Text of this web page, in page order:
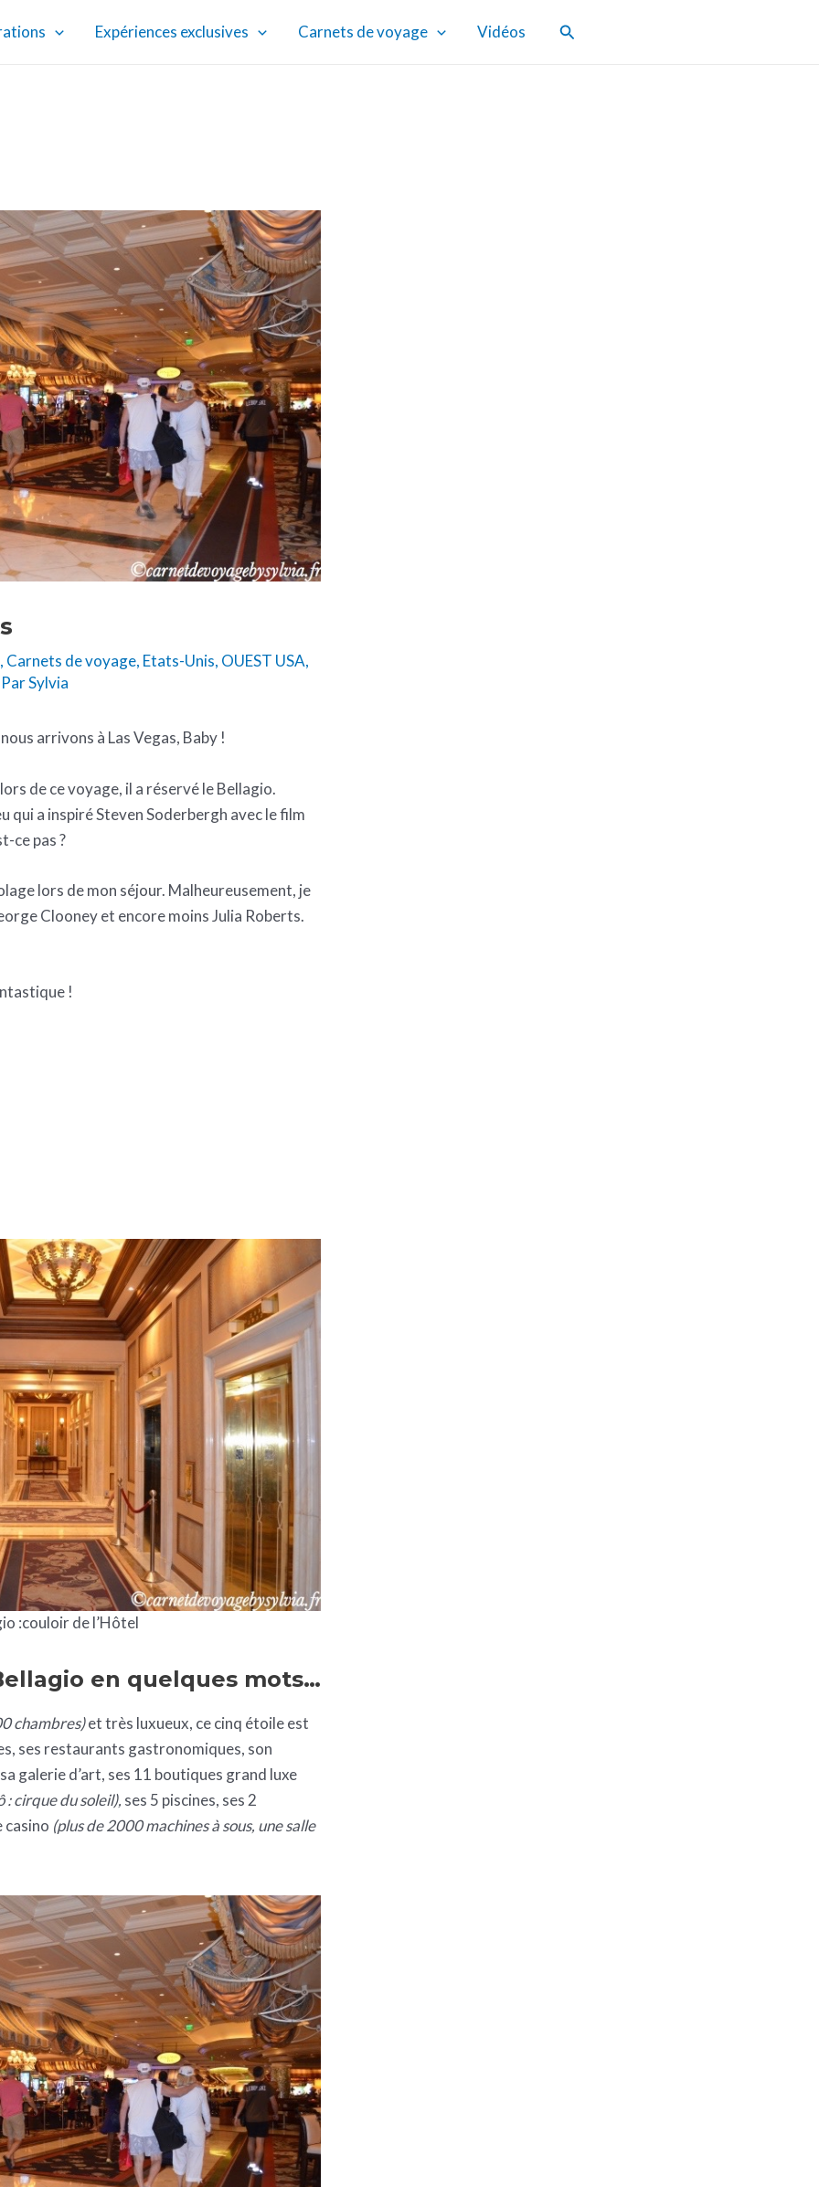
Expériences exclusives Carnets de voyage Vidéos Rechercher
, Carnets de voyage, Etats-Unis, OUEST USA,
Sylvia
arrivons à Las Vegas, Baby !
de ce voyage, il a réservé le Bellagio.
qui a inspiré Steven Soderbergh avec le film
ce pas ?
lors de mon séjour. Malheureusement, je
Clooney et encore moins Julia Roberts.
!
:couloir de l’Hôtel
en quelques mots…
chambres)et très luxueux, ce cinq étoile est
ses restaurants gastronomiques, son
galerie d’art, ses 11 boutiques grand luxe
: cirque du soleil), ses 5 piscines, ses 2
casino (plus de 2000 machines à sous, une salle